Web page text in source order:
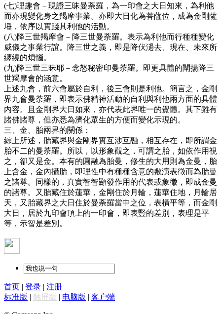
(七)理趣會－現證三昧曼荼羅，為一印會之大日知來，為利他
而亦現變化身之羯摩事業。亦即大日化為菩薩位，成為金剛薩
埵，依序以實踐其利他的活動。
(八)降三世羯摩會－降三世曼荼羅。表示為利他而行種種變化
威儀之事業行誼。降三世之義，即是降伏濄去、現在、未來所
纏繞的煩惱。
(九)降三世三昧耶－念怒秘密印曼荼羅。即更具體的闡揚降三
世羯摩會的涵意。
上述九會，前六會屬於自利，後三會則是利他。簡言之，金剛
界九會曼荼羅，即表示佛精神活動的自利與利他兩方面的具體
內容。且金剛界大日如來，亦代表此界唯一的覺體。其下雖有
諸佛諸尊，但亦悉為濟化眾生的方便而變化示現的。
三、金、胎兩界的關係：
綜上所述，胎藏界與金剛界實互涉互融，相互存在，即所謂金
胎不二的曼荼羅。所以，以形象觀之，可謂之胎，如依作用視
之，卻又是金。本有的圓融為胎曼，修生的大用則為金曼，胎
上含金，金內攝胎，即理性中有種種含意的敷演表徵而為胎曼
之諸尊。同樣的，真實智智顯發作用的代表或象徵，即成金曼
的諸尊。又胎藏住於蓮華，金剛住於月輪，蓮華住地，月輪居
天，又胎藏界之大日住於曼荼羅當中之位，表橫平等，而金剛
大日，居於九印會頂上的一印會，即表豎的差別，表理是平
等，示智是差別。
首页 | 登录 | 注册
标准版 | 触屏版 | 电脑版 | 客户端